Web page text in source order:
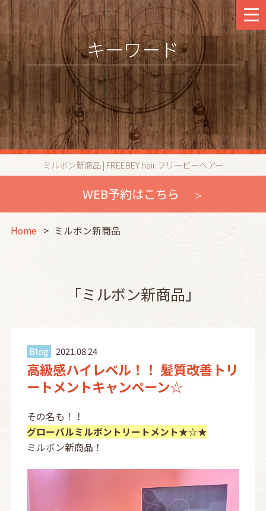
キーワード
ミルボン新商品 | FREEBEY hair フリービーヘアー
WEB予約はこちら
Home ミルボン新商品
「ミルボン新商品」
Blog 2021.08.24
高級感ハイレベル！！ 髪質改善トリ
ートメントキャンペーン☆
その名も！！
グローバルミルボントリートメント★☆★
ミルボン新商品！